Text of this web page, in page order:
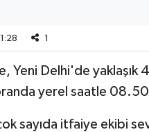
1
Yeni Delhi'de yaklaşık
yerel saatle 08.50
sayıda itfaiye ekibi